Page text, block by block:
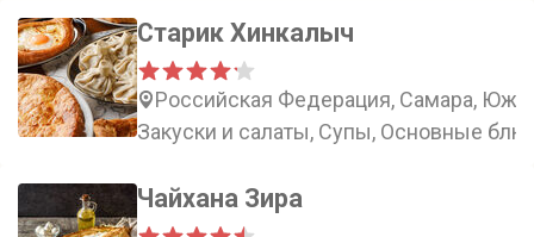
Старик Хинкалыч
Российская Федерация, Самара,
Закуски и салаты, Супы, Основные
Чайхана Зира